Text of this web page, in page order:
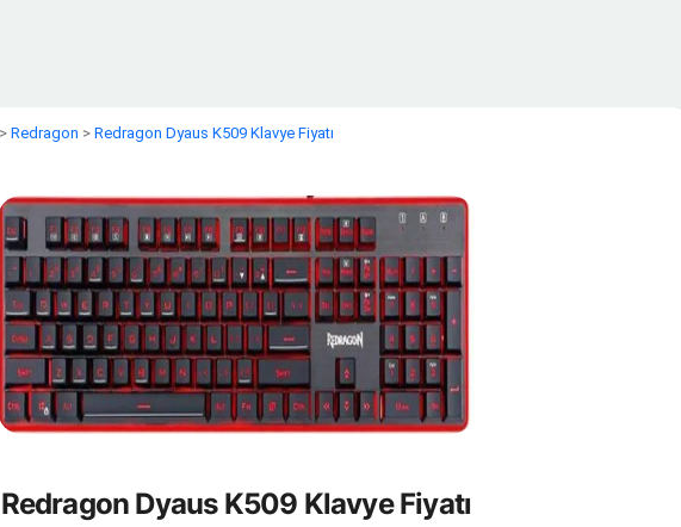
> Redragon > Redragon Dyaus K509 Klavye Fiyatı
Redragon Dyaus K509 Klavye Fiyatı